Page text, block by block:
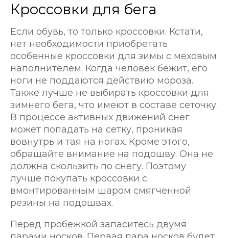
Кроссовки для бега
Если обувь, то только кроссовки. Кстати,
нет необходимости приобретать
особенные кроссовки для зимы с меховым
наполнителем. Когда человек бежит, его
ноги не поддаются действию мороза.
Также лучше не выбирать кроссовки для
зимнего бега, что имеют в составе сеточку.
В процессе активных движений снег
может попадать на сетку, проникая
вовнутрь и тая на ногах. Кроме этого,
обращайте внимание на подошву. Она не
должна скользить по снегу. Поэтому
лучше покупать кроссовки с
вмонтированным шаром смягченной
резины на подошвах.
Перед пробежкой запаситесь двумя